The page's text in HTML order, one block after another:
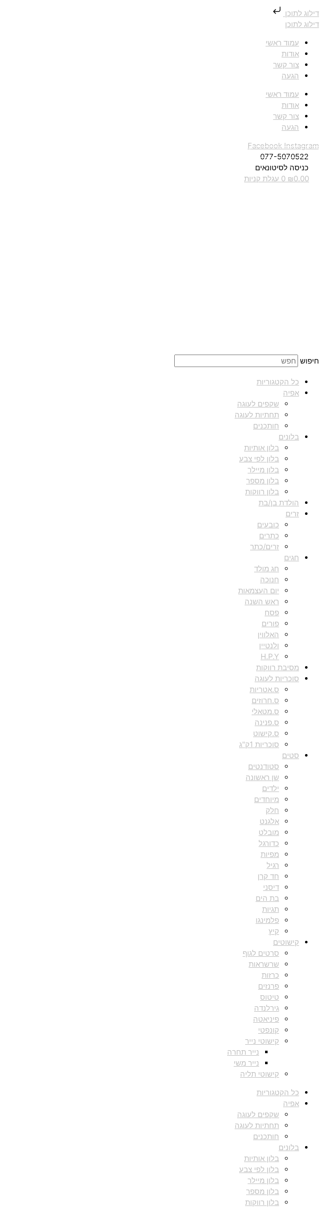
דילוג לתוכן
דילוג לתוכן
עמוד ראשי
אודות
צור קשר
הגעה
עמוד ראשי
אודות
צור קשר
הגעה
Facebook Instagram
077-5070522
כניסה לסיטונאים
₪0.00
0 עגלת קניות
חיפוש
כל הקטגוריות
אפיה
שקפים לעוגה
תחתיות לעוגה
חותכנים
בלונים
בלון אותיות
בלון לפי צבע
בלון מיילר
בלון מספר
בלון רווקות
הולדת בן/בת
זרים
כובעים
כתרים
זרים/כתר
חגים
חג מולד
חנוכה
יום העצמאות
ראש השנה
פסח
פורים
האלווין
ולנטיין
H.P.Y
מסיבת רווקות
סוכריות לעוגה
ס.אטריות
ס.חרוזים
ס.מטאלי
ס.פנינה
ס.קישוט
סוכריות 1ק"ג
סטים
סטודנטים
שן ראשונה
ילדים
מיוחדים
חלק
אלגנט
מובלט
כדורגל
מפיות
רגיל
חד קרן
דיסני
בת הים
תגיות
פלמינגו
קיץ
קישוטים
סרטים לגוף
שרשראות
כרזות
פרנזים
טיטוס
גירלנדה
פיניאטה
קונפטי
קישוטי נייר
נייר תחרה
נייר משי
קישוטי תליה
כל הקטגוריות
אפיה
שקפים לעוגה
תחתיות לעוגה
חותכנים
בלונים
בלון אותיות
בלון לפי צבע
בלון מיילר
בלון מספר
בלון רווקות